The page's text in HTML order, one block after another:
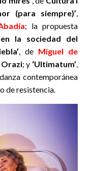
(para siempre)’,
; la propuesta
la sociedad del
, de Miguel de
Orazi; y ‘Ultimatum’,
contemporánea
de resistencia.